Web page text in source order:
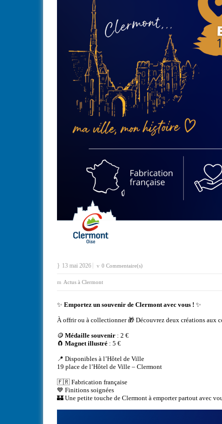
13 mai 2026 0 Commentaire(s)
Actus à Clermont
✨ Emportez un souvenir de Clermont avec vous ! ✨
À offrir ou à collectionner 🎁 Découvrez deux créations aux
🪙 Médaille souvenir : 2 €
🧲 Magnet illustré : 5 €
📍 Disponibles à l’Hôtel de Ville
19 place de l’Hôtel de Ville – Clermont
🇫🇷 Fabrication française
💙 Finitions soignées
🏰 Une petite touche de Clermont à emporter partout avec